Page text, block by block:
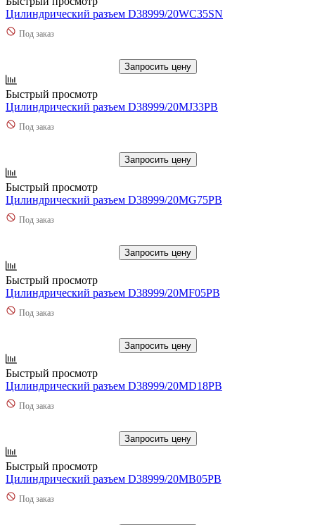
Цилиндрический разъем D38999/20WC35SN
Под заказ
Запросить цену
Быстрый просмотр
Цилиндрический разъем D38999/20MJ33PB
Под заказ
Запросить цену
Быстрый просмотр
Цилиндрический разъем D38999/20MG75PB
Под заказ
Запросить цену
Быстрый просмотр
Цилиндрический разъем D38999/20MF05PB
Под заказ
Запросить цену
Быстрый просмотр
Цилиндрический разъем D38999/20MD18PB
Под заказ
Запросить цену
Быстрый просмотр
Цилиндрический разъем D38999/20MB05PB
Под заказ